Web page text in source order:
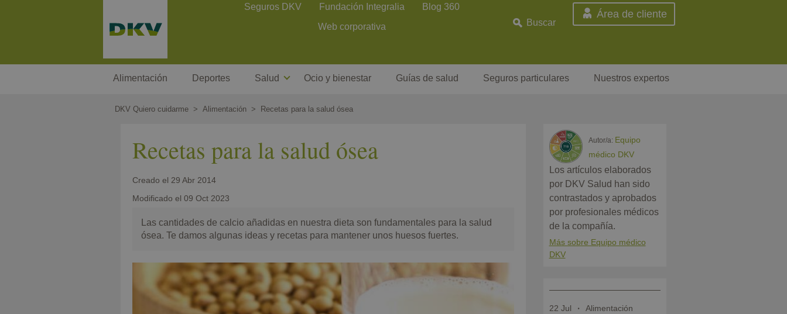
Contact HeaderSeguros DKV Fundación Integralia
Blog 360
Web corporativa
Buscar
Área de cliente
Alimentación Deportes Salud Ocio y bienestar Guías de salud Seguros particulares Nuestros expertos
DKV Quiero cuidarme Alimentación Recetas para la salud ósea
Recetas para la salud ósea
Creado el 29 Abr 2014
Modificado el 09 Oct 2023
Las cantidades de calcio añadidas en nuestra dieta son fundamentales para la salud
ósea. Te damos algunas ideas y recetas para mantener unos huesos fuertes.
Autor/a: Equipo
médico DKV
Los artículos elaborados
por DKV Salud han sido
contrastados y aprobados
por profesionales médicos
de la compañía.
Más sobre Equipo médico
DKV
22 Jul Alimentación